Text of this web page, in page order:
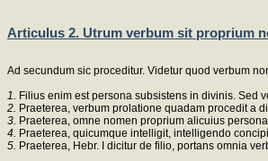
Articulus 2. Utrum verbum sit proprium
Ad secundum sic proceditur. Videtur quod verbum
1.
Filius enim est persona subsistens in divinis. Sed
2. Praeterea, verbum prolatione quadam procedit a
3. Praeterea, omne nomen proprium alicuius
4. Praeterea, quicumque intelligit, intelligendo
5. Praeterea, Hebr. I dicitur de filio, portans omnia